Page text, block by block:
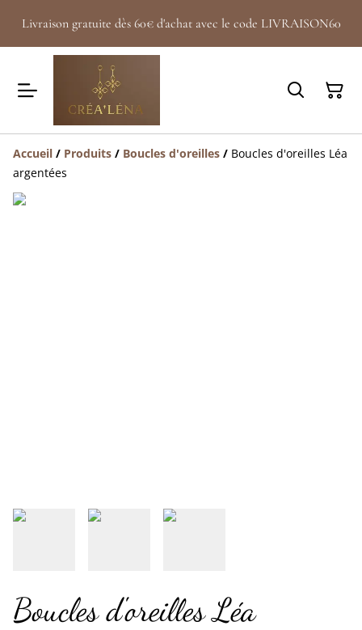
Livraison gratuite dès 60€ d'achat avec le code LIVRAISON60
Accueil / Produits / Boucles d'oreilles / Boucles d'oreilles Léa
argentées
Boucles d'oreilles Léa